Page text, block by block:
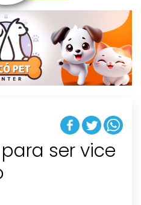
v
g
t
i
o
n
ser vice